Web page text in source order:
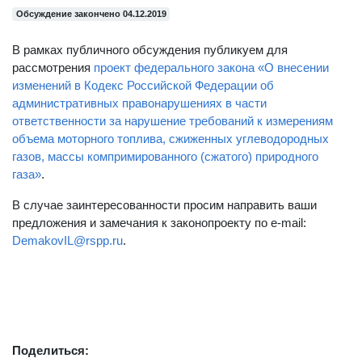
Обсуждение закончено 04.12.2019
В рамках публичного обсуждения публикуем для
рассмотрения проект федерального закона «О внесении
изменений в Кодекс Российской Федерации об
административных правонарушениях в части
ответственности за нарушение требований к измерениям
объема моторного топлива, сжиженных углеводородных
газов, массы компримированного (сжатого) природного
газа».
В случае заинтересованности просим направить ваши
предложения и замечания к законопроекту по e-mail:
DemakovIL@rspp.ru.
Поделиться: